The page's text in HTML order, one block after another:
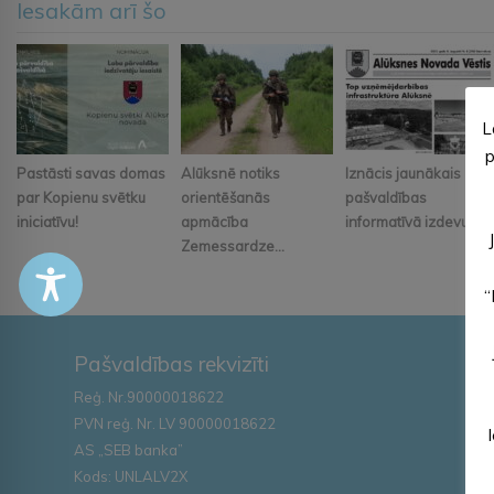
Iesakām arī šo
Pastāsti savas domas
par Kopienu svētku
iniciatīvu!
Alūksnē notiks
orientēšanās
apmācība
Zemessardze...
Iznācis jaunākais
pašvaldības
informatīvā izdevum...
Pašvaldības rekvizīti
Reģ. Nr.90000018622
PVN reģ. Nr. LV 90000018622
AS „SEB banka”
Kods: UNLALV2X